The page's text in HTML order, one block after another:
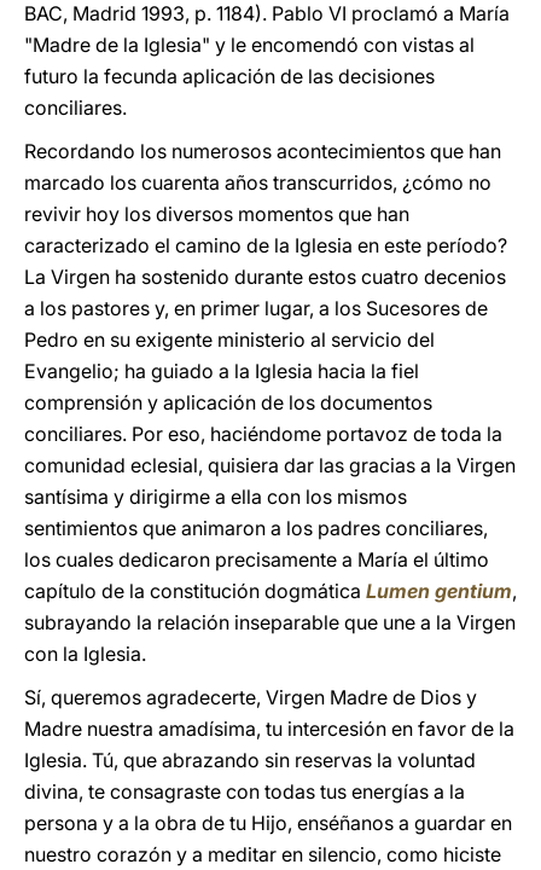
BAC, Madrid 1993, p. 1184). Pablo VI proclamó a María
"Madre de la Iglesia" y le encomendó con vistas al
futuro la fecunda aplicación de las decisiones
conciliares.
Recordando los numerosos acontecimientos que han
marcado los cuarenta años transcurridos, ¿cómo no
revivir hoy los diversos momentos que han
caracterizado el camino de la Iglesia en este período?
La Virgen ha sostenido durante estos cuatro decenios
a los pastores y, en primer lugar, a los Sucesores de
Pedro en su exigente ministerio al servicio del
Evangelio; ha guiado a la Iglesia hacia la fiel
comprensión y aplicación de los documentos
conciliares. Por eso, haciéndome portavoz de toda la
comunidad eclesial, quisiera dar las gracias a la Virgen
santísima y dirigirme a ella con los mismos
sentimientos que animaron a los padres conciliares,
los cuales dedicaron precisamente a María el último
capítulo de la constitución dogmática Lumen gentium,
subrayando la relación inseparable que une a la Virgen
con la Iglesia.
Sí, queremos agradecerte, Virgen Madre de Dios y
Madre nuestra amadísima, tu intercesión en favor de la
Iglesia. Tú, que abrazando sin reservas la voluntad
divina, te consagraste con todas tus energías a la
persona y a la obra de tu Hijo, enséñanos a guardar en
nuestro corazón y a meditar en silencio, como hiciste